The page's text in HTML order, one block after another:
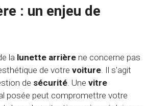
: un enjeu de
la lunette arrière ne concerne pas
de votre voiture. Il s'agit
de sécurité. Une vitre
posée peut compromettre votre